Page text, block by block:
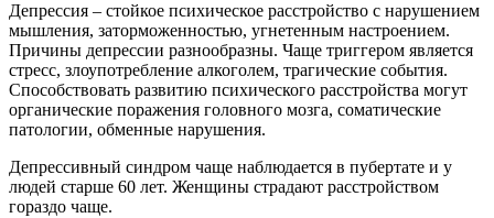
Депрессия – стойкое психическое расстройство с нарушением
мышления, заторможенностью, угнетенным настроением.
Причины депрессии разнообразны. Чаще триггером является
стресс, злоупотребление алкоголем, трагические события.
Способствовать развитию психического расстройства могут
органические поражения головного мозга, соматические
патологии, обменные нарушения.
Депрессивный синдром чаще наблюдается в пубертате и у
людей старше 60 лет. Женщины страдают расстройством
гораздо чаще.